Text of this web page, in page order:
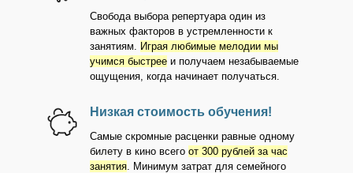
Свобода выбора репертуара один из
важных факторов в устремленности к
занятиям. Играя любимые мелодии мы
учимся быстрее и получаем незабываемые
ощущения, когда начинает получаться.
Низкая стоимость обучения!
Самые скромные расценки равные одному
билету в кино всего от 300 рублей за час
занятия. Минимум затрат для семейного